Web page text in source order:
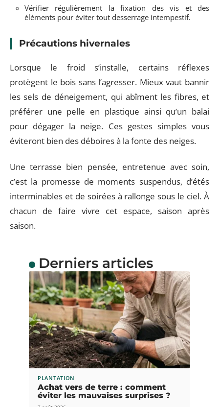
Vérifier régulièrement la fixation des vis et des
éléments pour éviter tout desserrage intempestif.
Précautions hivernales
Lorsque le froid s’installe, certains réflexes
protègent le bois sans l’agresser. Mieux vaut bannir
les sels de déneigement, qui abîment les fibres, et
préférer une pelle en plastique ainsi qu’un balai
pour dégager la neige. Ces gestes simples vous
éviteront bien des déboires à la fonte des neiges.
Une terrasse bien pensée, entretenue avec soin,
c’est la promesse de moments suspendus, d’étés
interminables et de soirées à rallonge sous le ciel. À
chacun de faire vivre cet espace, saison après
saison.
Derniers articles
PLANTATION
Achat vers de terre : comment
éviter les mauvaises surprises ?